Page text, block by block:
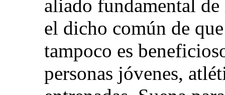
aliado fundamental
el dicho común de
tampoco es
personas jóvenes,